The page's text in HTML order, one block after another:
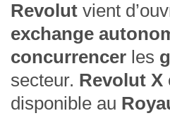
Revolut vient
exchange
concurrencer les
secteur. Revolut X
disponible au